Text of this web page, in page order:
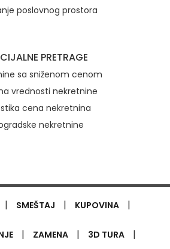
poslovnog prostora
PRETRAGE
sa sniženom cenom
vrednosti nekretnine
cena nekretnina
nekretnine
| SMEŠTAJ | KUPOVINA |
| ZAMENA | 3D TURA |